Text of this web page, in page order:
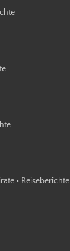
• Reiseberichte